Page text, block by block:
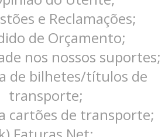
e Reclamações;
de Orçamento;
nos nossos suportes;
de bilhetes/títulos de
transporte;
cartões de transporte;